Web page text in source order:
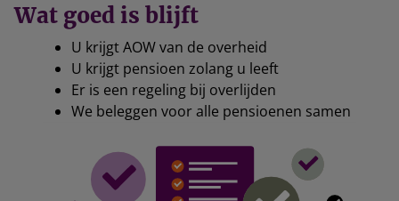
Wat goed is blijft
U krijgt AOW van de overheid
U krijgt pensioen zolang u leeft
Er is een regeling bij overlijden
We beleggen voor alle pensioenen samen